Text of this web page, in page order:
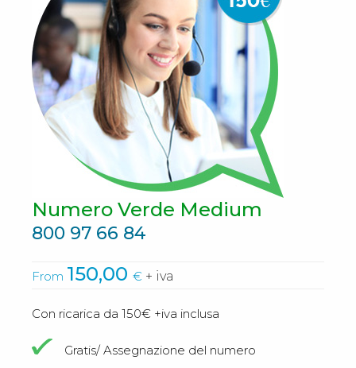
Numero Verde Medium
800 97 66 84
From 150,00 € + iva
Con ricarica da 150€ +iva inclusa
Gratis/ Assegnazione del numero